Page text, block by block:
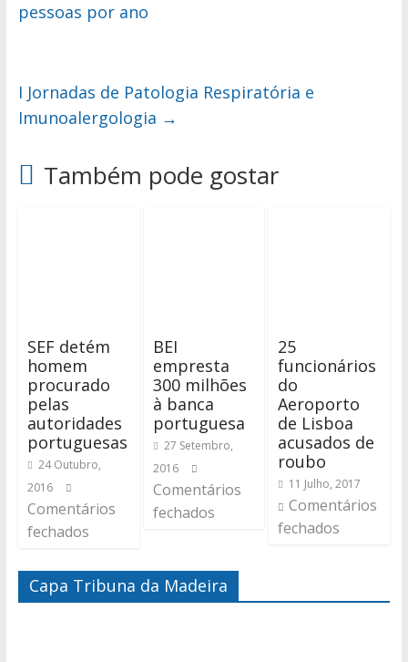
pessoas por ano
I Jornadas de Patologia Respiratória e
Imunoalergologia →
Também pode gostar
SEF detém
homem
procurado
pelas
autoridades
portuguesas
24 Outubro,
2016
Comentários
fechados
BEI
empresta
300 milhões
à banca
portuguesa
27 Setembro,
2016
Comentários
fechados
25
funcionários
do
Aeroporto
de Lisboa
acusados de
roubo
11 Julho, 2017
Comentários
fechados
Capa Tribuna da Madeira